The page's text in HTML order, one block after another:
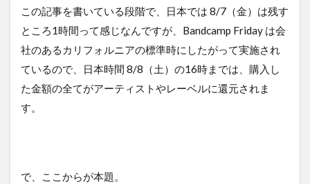
この記事を書いている段階で、日本では 8/7（金）は残す
ところ1時間って感じなんですが、Bandcamp Friday は会
社のあるカリフォルニアの標準時にしたがって実施され
ているので、日本時間 8/8（土）の16時までは、購入し
た金額の全てがアーティストやレーベルに還元されま
す。
で、ここからが本題。